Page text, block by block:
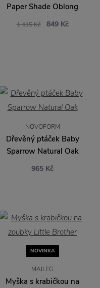
Paper Shade Oblong
1 415 Kč 849 Kč
NOVOFORM
Dřevěný ptáček Baby
Sparrow Natural Oak
965 Kč
NOVINKA
MAILEG
Myška s krabičkou na